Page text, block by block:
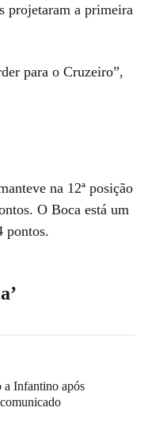
projetaram a primeira
para o Cruzeiro”,
na 12ª posição
O Boca está um
pontos.
a Infantino após